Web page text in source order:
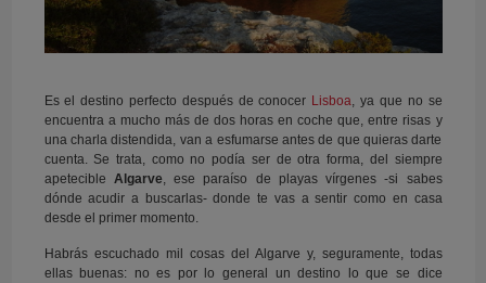
Es el destino perfecto después de conocer Lisboa, ya que no se
encuentra a mucho más de dos horas en coche que, entre risas y
una charla distendida, van a esfumarse antes de que quieras darte
cuenta. Se trata, como no podía ser de otra forma, del siempre
apetecible Algarve, ese paraíso de playas vírgenes -si sabes
dónde acudir a buscarlas- donde te vas a sentir como en casa
desde el primer momento.
Habrás escuchado mil cosas del Algarve y, seguramente, todas
ellas buenas: no es por lo general un destino lo que se dice